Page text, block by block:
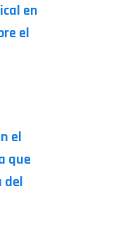
en
el
el
que
del